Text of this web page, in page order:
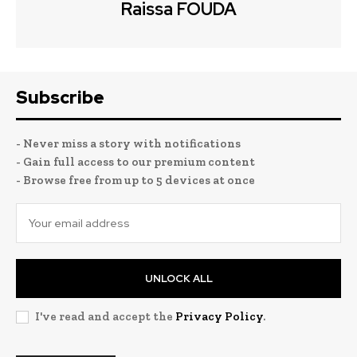
Raissa FOUDA
Subscribe
- Never miss a story with notifications
- Gain full access to our premium content
- Browse free from up to 5 devices at once
UNLOCK ALL
I've read and accept the Privacy Policy.